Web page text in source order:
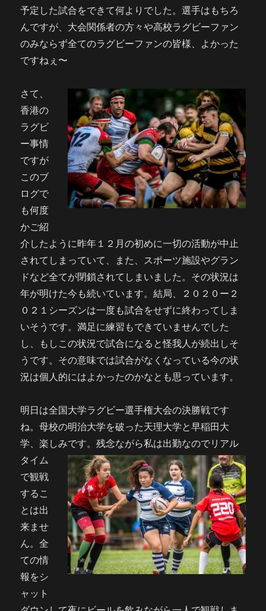
予定した試合をできて何よりでした。選手はもちろ
んですが、大会関係者の方々や高校ラグビーファン
のみならず全てのラグビーファンの皆様、よかった
ですねぇ〜
さて、
香港の
ラグビ
ー事情
ですが
このブ
ログで
も何度
かご紹
介したように昨年１２月の初めに一切の活動が中止
されてしまっていて、また、スポーツ施設やグラン
ドなど全てが閉鎖されてしまいました。その状況は
年が明けた今も続いています。結局、２０２０ー２
０２１シーズンは一度も試合をせずに終わってしま
いそうです。満足に練習もできていませんでした
し、もしこの状況で試合になると怪我人が続出しそ
うです。その意味では試合がなくなっている今の状
況は個人的にはよかったのかなとも思っています。
明日は全国大学ラグビー選手権大会の決勝戦です
ね。母校の明治大学を破った天理大学と早稲田大
学、楽しみです。残念ながら私は出勤なのでリアル
タイム
で観戦
するこ
とは出
来ませ
ん。全
ての情
報をシ
ャット